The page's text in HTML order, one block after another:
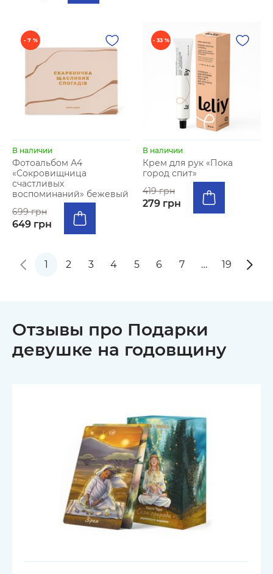
- 7 %
В наличии
Фотоальбом А4
«Сокровищница
счастливых
воспоминаний» бежевый
699 грн
649 грн
- 33 %
В наличии
Крем для рук «Пока
город спит»
419 грн
279 грн
1 2 3 4 5 6 7 … 19
Отзывы про Подарки
девушке на годовщину